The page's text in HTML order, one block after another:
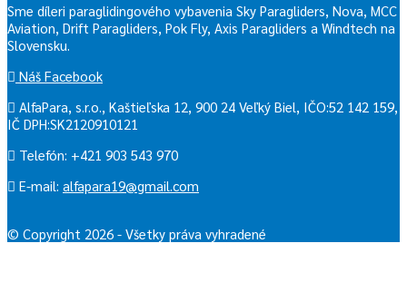
Sme díleri paraglidingového vybavenia Sky Paragliders, Nova, MCC
Aviation, Drift Paragliders, Pok Fly, Axis Paragliders a Windtech na
Slovensku.
Náš Facebook
AlfaPara, s.r.o., Kaštieľska 12, 900 24 Veľký Biel, IČO:52 142 159,
IČ DPH:SK2120910121
Telefón: +421 903 543 970
E-mail: alfapara19@gmail.com
© Copyright 2026 - Všetky práva vyhradené